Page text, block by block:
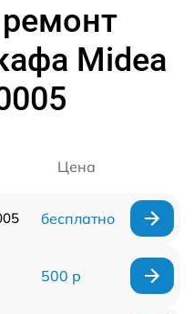
Midea
Цена
бесплатно
500 р